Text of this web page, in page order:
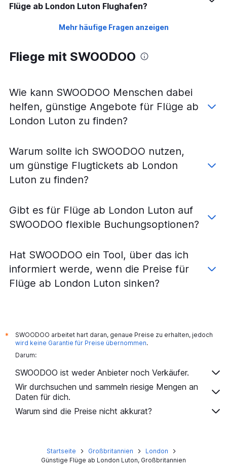
Flüge ab London Luton Flughafen?
Mehr häufige Fragen anzeigen
Fliege mit SWOODOO
Wie kann SWOODOO Menschen dabei
helfen, günstige Angebote für Flüge ab
London Luton zu finden?
Warum sollte ich SWOODOO nutzen,
um günstige Flugtickets ab London
Luton zu finden?
Gibt es für Flüge ab London Luton auf
SWOODOO flexible Buchungsoptionen?
Hat SWOODOO ein Tool, über das ich
informiert werde, wenn die Preise für
Flüge ab London Luton sinken?
*
SWOODOO arbeitet hart daran, genaue Preise zu erhalten, jedoch
wird keine Garantie für Preise übernommen.
Darum:
SWOODOO ist weder Anbieter noch Verkäufer.
Wir durchsuchen und sammeln riesige Mengen an
Daten für dich.
Warum sind die Preise nicht akkurat?
Startseite Großbritannien
London
Günstige Flüge ab London Luton, Großbritannien